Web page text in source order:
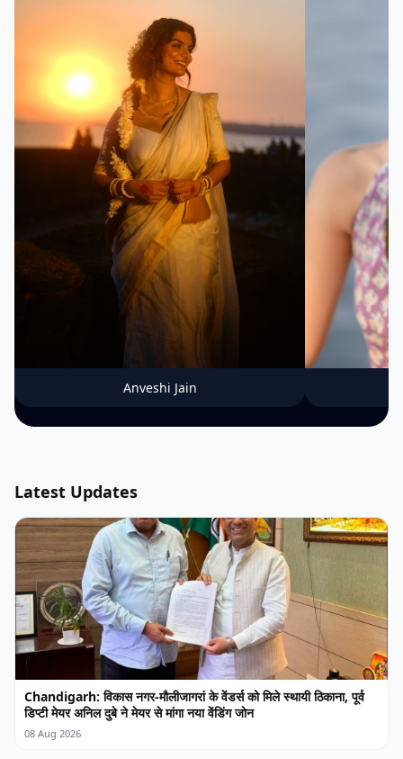
Anveshi Jain
Latest Updates
Chandigarh: विकास नगर-मौलीजागरां के वेंडर्स को मिले स्थायी ठिकाना, पूर्व
डिप्टी मेयर अनिल दुबे ने मेयर से मांगा नया वेंडिंग जोन
08 Aug 2026